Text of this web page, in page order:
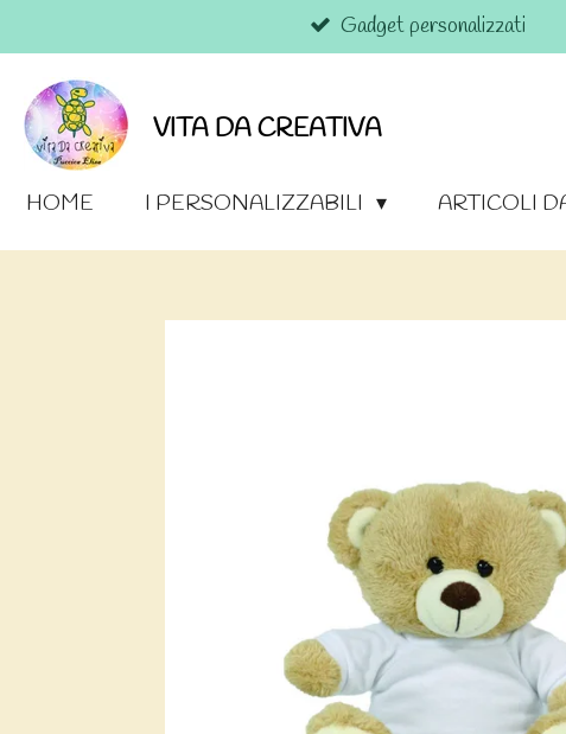
al
contenuto
principale
Gadget personalizzati
VITA DA CREATIVA
HOME I PERSONALIZZABILI ARTICOLI